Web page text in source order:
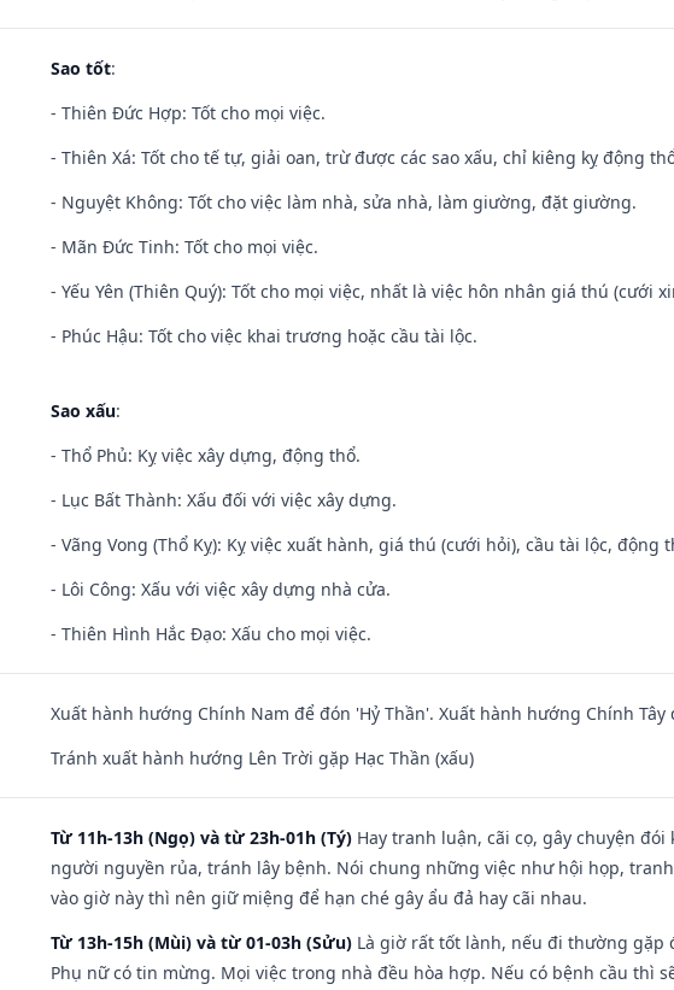
Sao tốt:
- Thiên Đức Hợp: Tốt cho mọi việc.
- Thiên Xá: Tốt cho tế tự, giải oan, trừ được các sao xấu, chỉ kiêng kỵ động
- Nguyệt Không: Tốt cho việc làm nhà, sửa nhà, làm giường, đặt giường.
- Mãn Đức Tinh: Tốt cho mọi việc.
- Yếu Yên (Thiên Quý): Tốt cho mọi việc, nhất là việc hôn nhân giá thú (cưới
- Phúc Hậu: Tốt cho việc khai trương hoặc cầu tài lộc.
Sao xấu:
- Thổ Phủ: Kỵ việc xây dựng, động thổ.
- Lục Bất Thành: Xấu đối với việc xây dựng.
- Vãng Vong (Thổ Kỵ): Kỵ việc xuất hành, giá thú (cưới hỏi), cầu tài lộc, động
- Lôi Công: Xấu với việc xây dựng nhà cửa.
- Thiên Hình Hắc Đạo: Xấu cho mọi việc.
Xuất hành hướng Chính Nam để đón 'Hỷ Thần'. Xuất hành hướng Chính Tây
Tránh xuất hành hướng Lên Trời gặp Hạc Thần (xấu)
Từ 11h-13h (Ngọ) và từ 23h-01h (Tý) Hay tranh luận, cãi cọ, gây chuyện
người nguyền rủa, tránh lây bệnh. Nói chung những việc như hội họp,
vào giờ này thì nên giữ miệng để hạn ché gây ẩu đả hay cãi nhau.
Từ 13h-15h (Mùi) và từ 01-03h (Sửu) Là giờ rất tốt lành, nếu đi thường gặp
Phụ nữ có tin mừng. Mọi việc trong nhà đều hòa hợp. Nếu có bệnh cầu thì